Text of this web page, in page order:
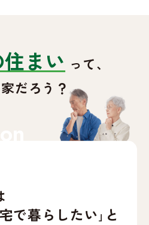
まい って、
だろう？
で暮らしたい｣と